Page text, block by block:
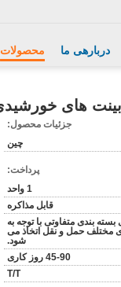
محصولات دربارهی ما
جزئیات محصول:
چین
پرداخت:
1 واحد
قابل مذاکره
بندی متفاوتی با توجه به
مختلف حمل و نقل اتخاذ می
شود.
45-90 روز کاری
T/T